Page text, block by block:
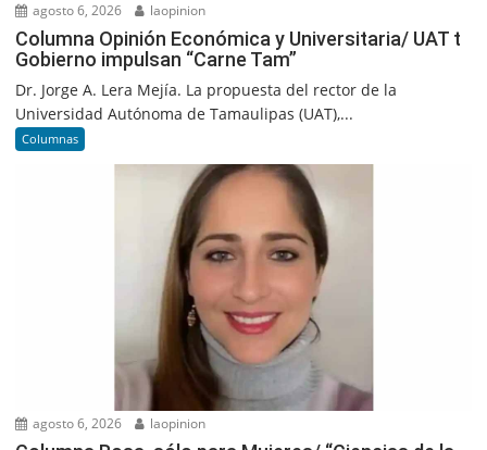
agosto 6, 2026 laopinion
Columna Opinión Económica y Universitaria/ UAT t
Gobierno impulsan “Carne Tam”
Dr. Jorge A. Lera Mejía. La propuesta del rector de la
Universidad Autónoma de Tamaulipas (UAT),...
Columnas
agosto 6, 2026 laopinion